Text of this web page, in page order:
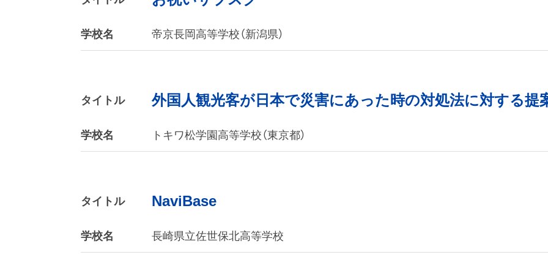
学校名 帝京長岡高等学校（新潟県）
タイトル 外国人観光客が日本で災害にあった時の対処法に対する提
学校名 トキワ松学園高等学校（東京都）
タイトル NaviBase
学校名 長崎県立佐世保北高等学校